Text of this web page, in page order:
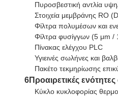
Πυροσβεστική αντλία
Στοιχεία μεμβράνης RO
Φίλτρα πολυμέσων και
Φίλτρα φυσίγγων (5 μm /
Πίνακας ελέγχου PLC
Υγιεινές σωλήνες και
Πακέτο τεκμηρίωσης
6Προαιρετικές
Κύκλο κυκλοφορίας